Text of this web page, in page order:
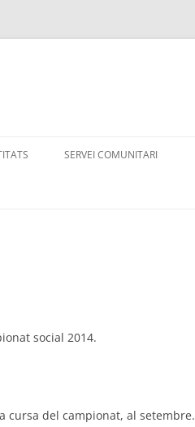
SERVEI COMUNITARI
social 2014.
cursa del campionat, al setembre.